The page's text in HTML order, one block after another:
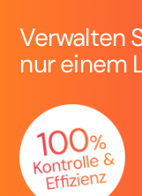
Verwalten
nur einem